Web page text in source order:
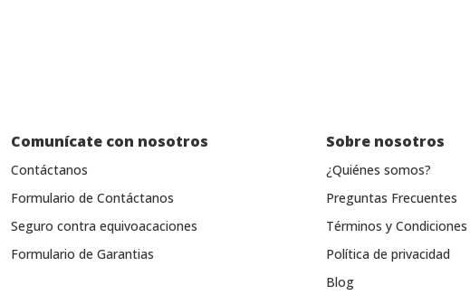
Comunícate con nosotros
Contáctanos
Formulario de Contáctanos
Seguro contra equivoacaciones
Formulario de Garantias
Sobre nosotros
¿Quiénes somos?
Preguntas Frecuentes
Términos y Condiciones
Política de privacidad
Blog